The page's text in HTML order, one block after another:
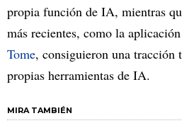
propia función de IA, mientras
más recientes, como la
Tome, consiguieron una tracción
propias herramientas de IA.
MIRA TAMBIÉN